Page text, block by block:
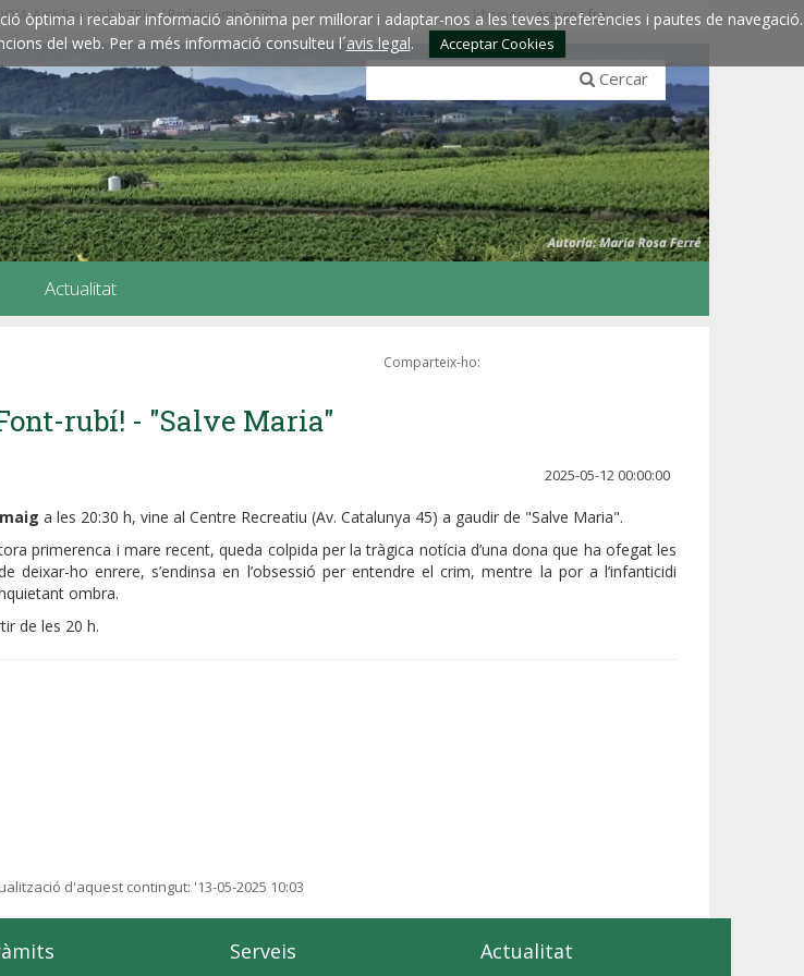
òptima i recabar informació anònima per millorar i adaptar-nos a les teves preferències i pautes de navegació.
del web. Per a més informació consulteu l´avis legal. Acceptar Cookies
Amplieu amb CTRL+ / Reduïu amb CTRL- Idiomes:esp engfra
Cercar
Actualitat
Comparteix-ho:
rubí! - "Salve Maria"
2025-05-12 00:00:00
a les 20:30 h, vine al Centre Recreatiu (Av. Catalunya 45) a gaudir de "Salve Maria".
primerenca i mare recent, queda colpida per la tràgica notícia d’una dona que ha ofegat les
deixar-ho enrere, s’endinsa en l’obsessió per entendre el crim, mentre la por a l’infanticidi
ombra.
de les 20 h.
d'aquest contingut: '13-05-2025 10:03
Serveis Actualitat